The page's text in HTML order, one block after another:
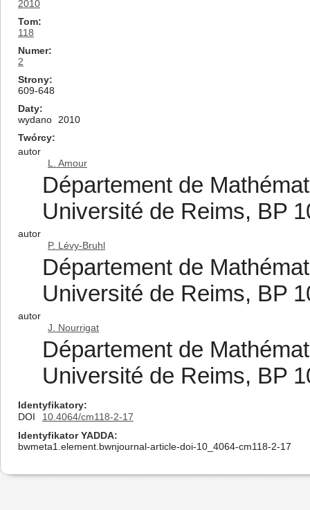
2010
Tom
118
Numer
2
Strony
609-648
Daty
wydano
2010
Twórcy
autor
L. Amour
Département de
Université de Reims, BP
autor
P. Lévy-Bruhl
Département de
Université de Reims, BP
autor
J. Nourrigat
Département de
Université de Reims, BP
Identyfikatory
DOI
10.4064/cm118-2-17
Identyfikator YADDA
bwmeta1.element.bwnjournal-article-doi-10_4064-cm118-2-17